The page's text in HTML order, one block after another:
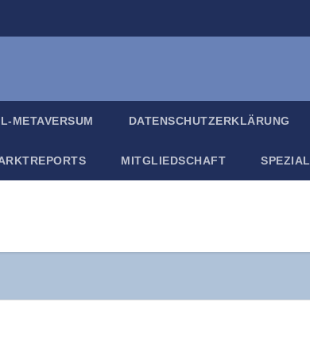
META­VER­SUM DATEN­SCHUTZ­ER­KLÄ­RUNG
MIT­GLIED­SCHAFT SPE­ZI­AL